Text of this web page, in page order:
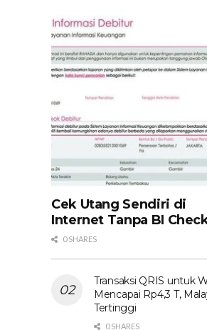
Cek Utang Sendiri di
Internet Tanpa BI
0 SHARES
Transaksi QRIS untuk
Mencapai Rp4,3 T,
Tertinggi
0 SHARES